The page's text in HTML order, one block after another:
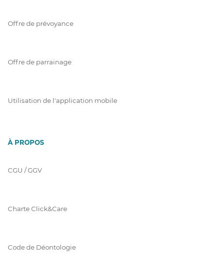
Offre de prévoyance
Offre de parrainage
Utilisation de l'application mobile
À PROPOS
CGU / GGV
Charte Click&Care
Code de Déontologie